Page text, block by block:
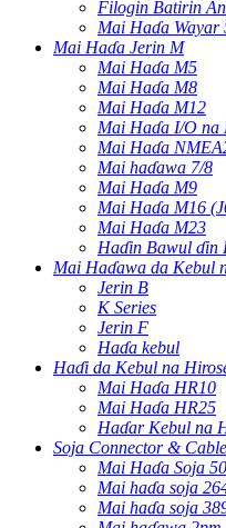
Filogin Batirin
Mai Haɗa Wayar
Mai Haɗa Jerin M
Mai Haɗa M5
Mai Haɗa M8
Mai Haɗa M12
Mai Haɗa I/O na
Mai Haɗa
Mai haɗawa 7/8
Mai Haɗa M9
Mai Haɗa M16
Mai Haɗa M23
Haɗin Bawul ɗin
Mai Haɗawa da Kebul
Jerin B
K Series
Jerin F
Haɗa kebul
Haɗi da Kebul na
Mai Haɗa HR10
Mai Haɗa HR25
Haɗar Kebul na
Soja Connector & Cable
Mai Haɗa Soja
Mai haɗa soja
Mai haɗa soja